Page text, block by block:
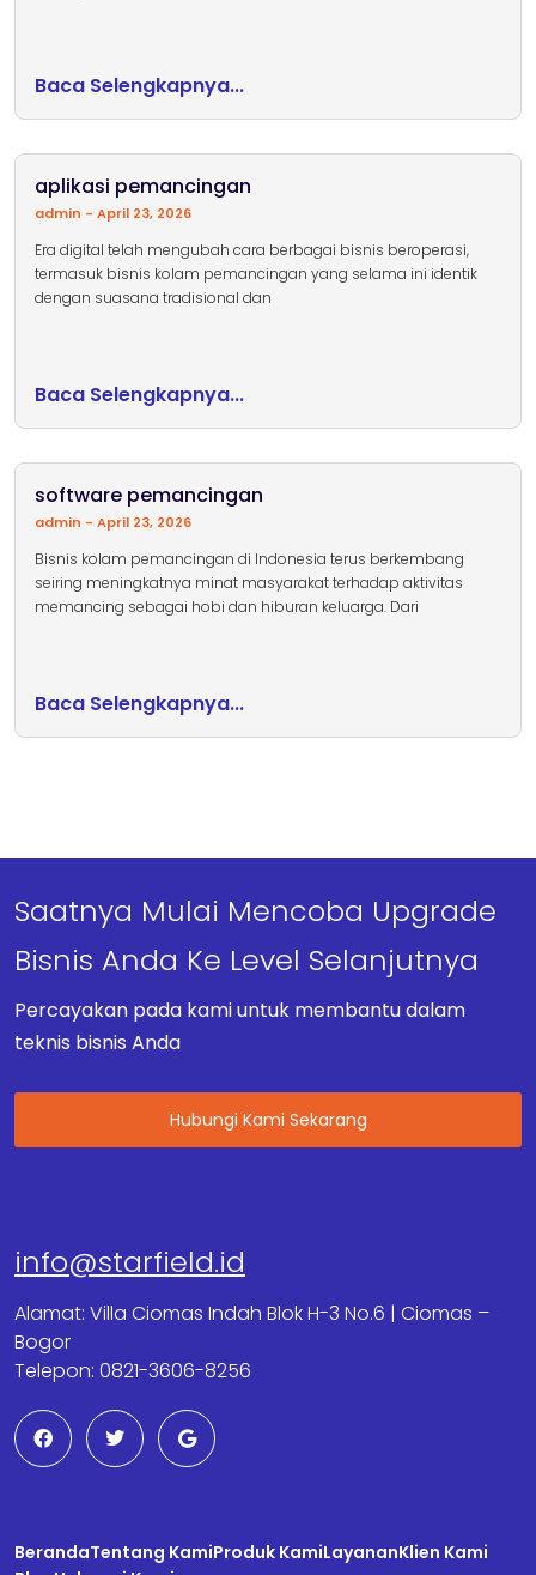
Baca Selengkapnya...
aplikasi pemancingan
admin April 23, 2026
Era digital telah mengubah cara berbagai bisnis beroperasi,
termasuk bisnis kolam pemancingan yang selama ini identik
dengan suasana tradisional dan
Baca Selengkapnya...
software pemancingan
admin April 23, 2026
Bisnis kolam pemancingan di Indonesia terus berkembang
seiring meningkatnya minat masyarakat terhadap aktivitas
memancing sebagai hobi dan hiburan keluarga. Dari
Baca Selengkapnya...
Saatnya Mulai Mencoba Upgrade
Bisnis Anda Ke Level Selanjutnya
Percayakan pada kami untuk membantu dalam
teknis bisnis Anda
Hubungi Kami Sekarang
info@starfield.id
Alamat: Villa Ciomas Indah Blok H-3 No.6 | Ciomas –
Bogor
Telepon: 0821-3606-8256
F
a
c
e
k
T
w
t
G
o
o
g
BerandaTentang KamiProduk KamiLayananKlien Kami